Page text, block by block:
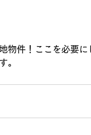
物件！ここを必要
。